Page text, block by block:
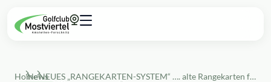
HomeNews NEUES „RANGEKARTEN-SYSTEM“ …. alte Rangekarten funktionieren nicht mehr NEUES ZUGANGSSYSTEM zu den Caddyräumen